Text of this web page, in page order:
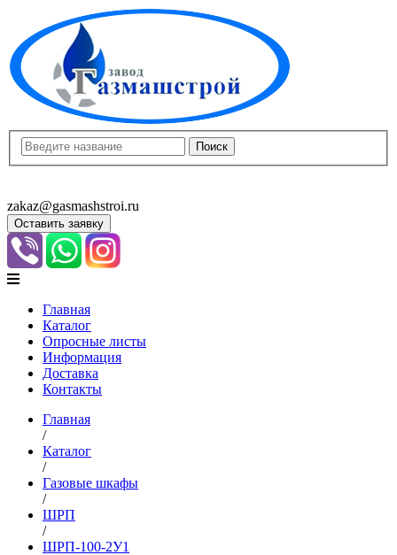
zakaz@gasmashstroi.ru
Оставить заявку
Главная
Каталог
Опросные листы
Информация
Доставка
Контакты
Главная
/
Каталог
/
Газовые шкафы
/
ШРП
/
ШРП-100-2У1